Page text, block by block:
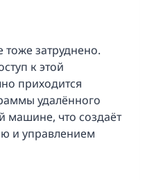
тоже затруднено.
к этой
приходится
удалённого
машине, что создаёт
и управлением